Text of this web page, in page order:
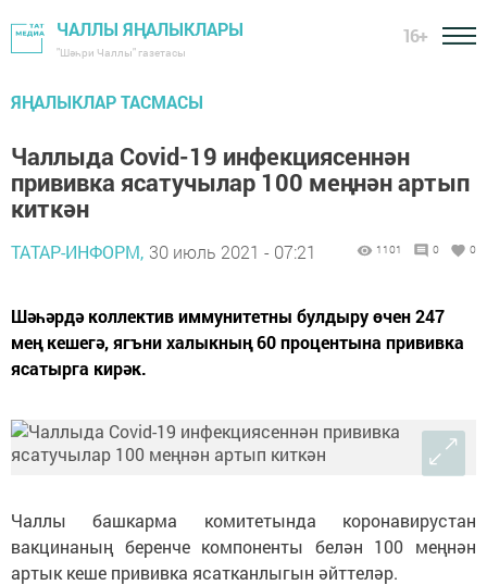
ЧАЛЛЫ ЯҢАЛЫКЛАРЫ
"Шәһри Чаллы" газетасы
16+
ЯҢАЛЫКЛАР ТАСМАСЫ
Чаллыда Covid-19 инфекциясеннән
прививка ясатучылар 100 меңнән артып
киткән
ТАТАР-ИНФОРМ, 30 июль 2021 - 07:21 1101 0 0
Шәһәрдә коллектив иммунитетны булдыру өчен 247
мең кешегә, ягъни халыкның 60 процентына прививка
ясатырга кирәк.
Чаллы башкарма комитетында коронавирустан
вакцинаның беренче компоненты белән 100 меңнән
артык кеше прививка ясатканлыгын әйттеләр.